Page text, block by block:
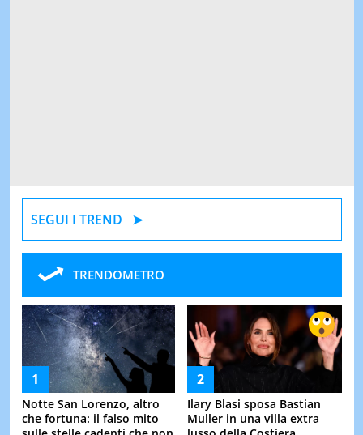
SEGUI I TREND
TRENDOMETRO
Notte San Lorenzo, altro
che fortuna: il falso mito
Ilary Blasi sposa Bastian
Muller in una villa extra